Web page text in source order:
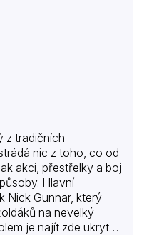
z tradičních
nic z toho, co od
akci, přestřelky a boj
Hlavní
Nick Gunnar, který
na nevelký
je najít zde ukrytý